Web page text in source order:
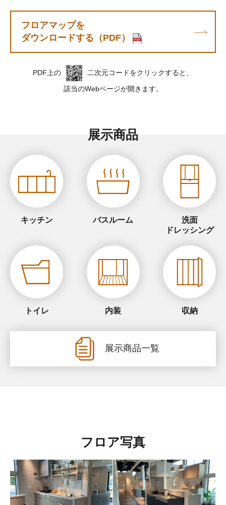
フロアマップを
ダウンロードする（PDF）
PDF上の 二次元コードをクリックすると、
該当のWebページが開きます。
展示商品
キッチン バスルーム
洗面
ドレッシング
トイレ 内装 収納
展示商品一覧
フロア写真